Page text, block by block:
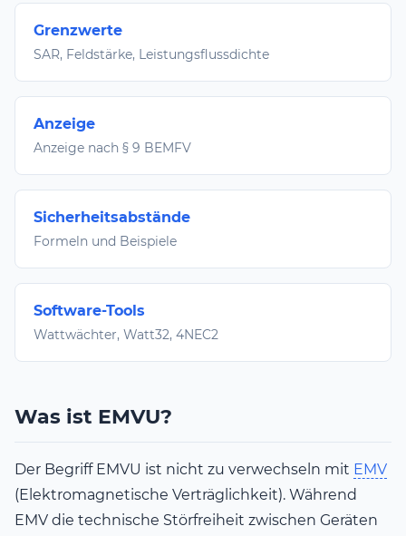
Grenzwerte
SAR, Feldstärke, Leistungsflussdichte
Anzeige
Anzeige nach § 9 BEMFV
Sicherheitsabstände
Formeln und Beispiele
Software-Tools
Wattwächter, Watt32, 4NEC2
Was ist EMVU?
Der Begriff EMVU ist nicht zu verwechseln mit EMV
(Elektromagnetische Verträglichkeit). Während
EMV die technische Störfreiheit zwischen Geräten